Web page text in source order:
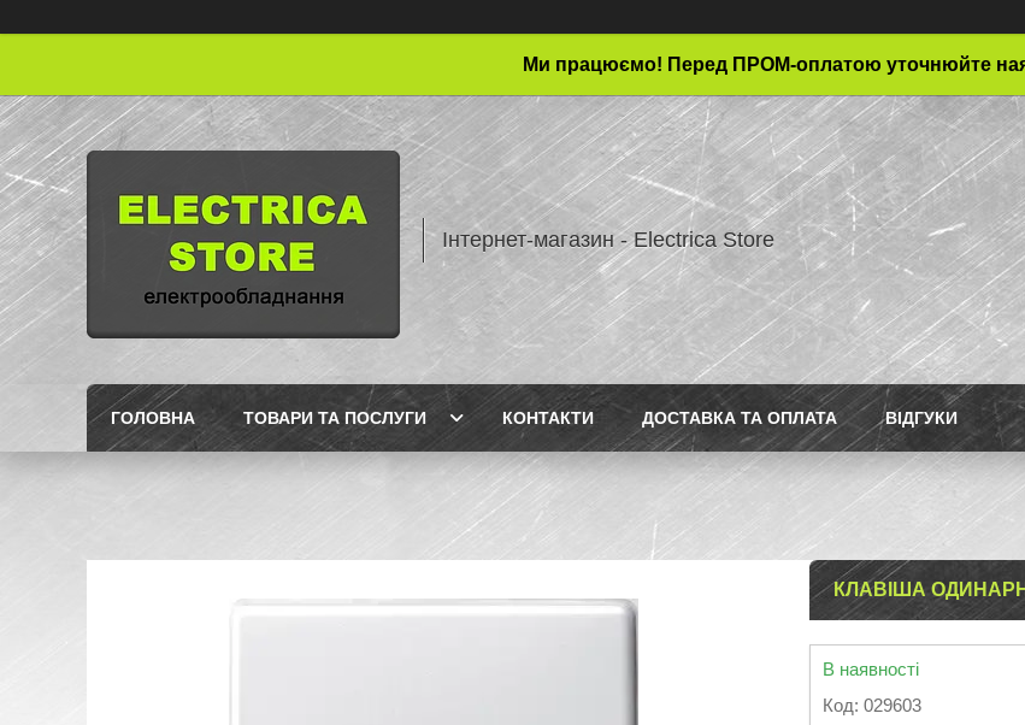
Ми працюємо! Перед ПРОМ-оплатою уточнюйте
Інтернет-магазин - Electrica Store
ГОЛОВНА ТОВАРИ ТА ПОСЛУГИ КОНТАКТИ ДОСТАВКА ТА ОПЛАТА ВІДГУКИ
КЛАВІША
В наявності
Код: 029603